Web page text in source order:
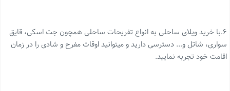
۶‌.با خرید ویلای ساحلی به انواع تفریحات ساحلی همچون جت اسکی، قایق
سواری، شاتل‌ و... دسترسی دارید و میتوانید اوقات مفرح و شادی را در زمان
اقامت خود تجربه نمایید.